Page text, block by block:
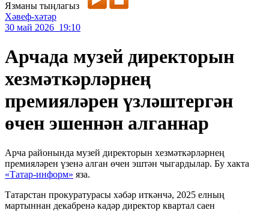
Язманы тыңлагыз
Хәвеф-хәтәр
30 май 2026 19:10
Арчада музей директорын
хезмәткәрләрнең
премияләрен үзләштергән
өчен эшеннән алганнар
Арча районында музей директорын хезмәткәрләрнең
премияләрен үзенә алган өчен эштән чыгардылар. Бу хакта
«Татар-информ» яза.
Татарстан прокуратурасы хәбәр иткәнчә, 2025 елның
мартыннан декабренә кадәр директор квартал саен